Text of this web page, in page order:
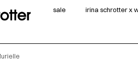
sale irina schrotter x